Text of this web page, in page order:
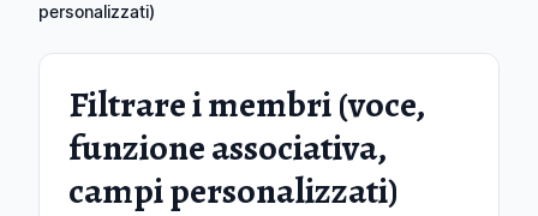
personalizzati)
Filtrare i membri (voce,
funzione associativa,
campi personalizzati)